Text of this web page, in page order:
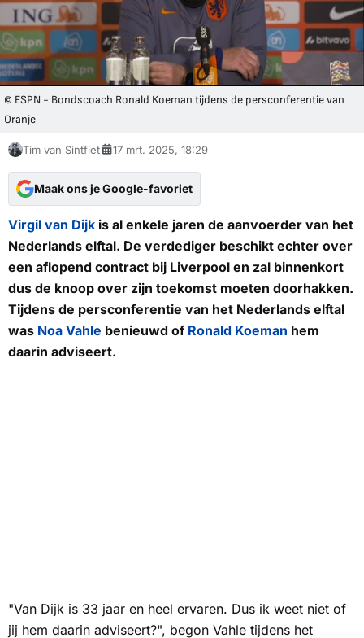
© ESPN - Bondscoach Ronald Koeman tijdens de persconferentie van
Oranje
Tim van Sintfiet 17 mrt. 2025, 18:29
Maak ons je Google-favoriet
Virgil van Dijk is al enkele jaren de aanvoerder van het
Nederlands elftal. De verdediger beschikt echter over
een aflopend contract bij Liverpool en zal binnenkort
dus de knoop over zijn toekomst moeten doorhakken.
Tijdens de persconferentie van het Nederlands elftal
was Noa Vahle benieuwd of Ronald Koeman hem
daarin adviseert.
"Van Dijk is 33 jaar en heel ervaren. Dus ik weet niet of
jij hem daarin adviseert?", begon Vahle tijdens het